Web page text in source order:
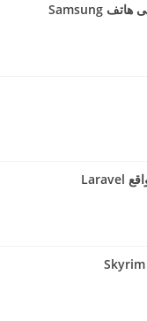
حل مشكلة Sleep of Death على هاتف Samsung